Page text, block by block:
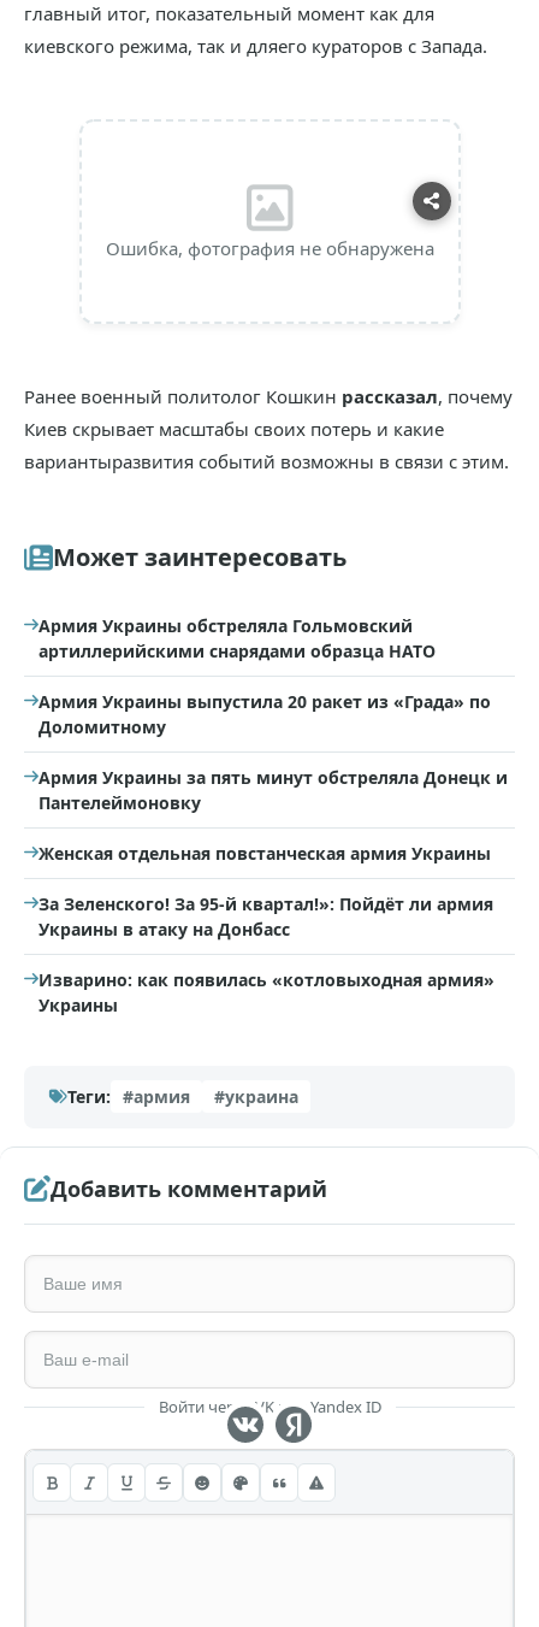
главный итог, показательный момент как для
киевского режима, так и дляего кураторов с Запада.
Ошибка, фотография не обнаружена
Ранее военный политолог Кошкин рассказал, почему
Киев скрывает масштабы своих потерь и какие
вариантыразвития событий возможны в связи с этим.
Может заинтересовать
Армия Украины обстреляла Гольмовский
артиллерийскими снарядами образца НАТО
Армия Украины выпустила 20 ракет из «Града» по
Доломитному
Армия Украины за пять минут обстреляла Донецк и
Пантелеймоновку
Женская отдельная повстанческая армия Украины
За Зеленского! За 95-й квартал!»: Пойдёт ли армия
Украины в атаку на Донбасс
Изварино: как появилась «котловыходная армия»
Украины
Теги: #армия #украина
Добавить комментарий
Войти через VK или Yandex ID